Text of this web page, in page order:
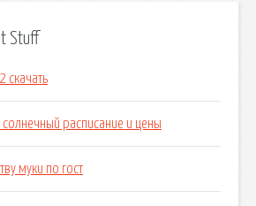
Stuff
скачать
расписание и цены
муки по гост